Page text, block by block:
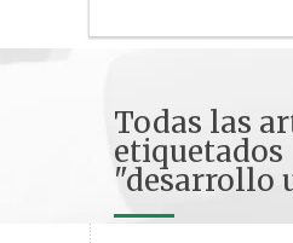
Todas las
etiquetados
"desarrollo